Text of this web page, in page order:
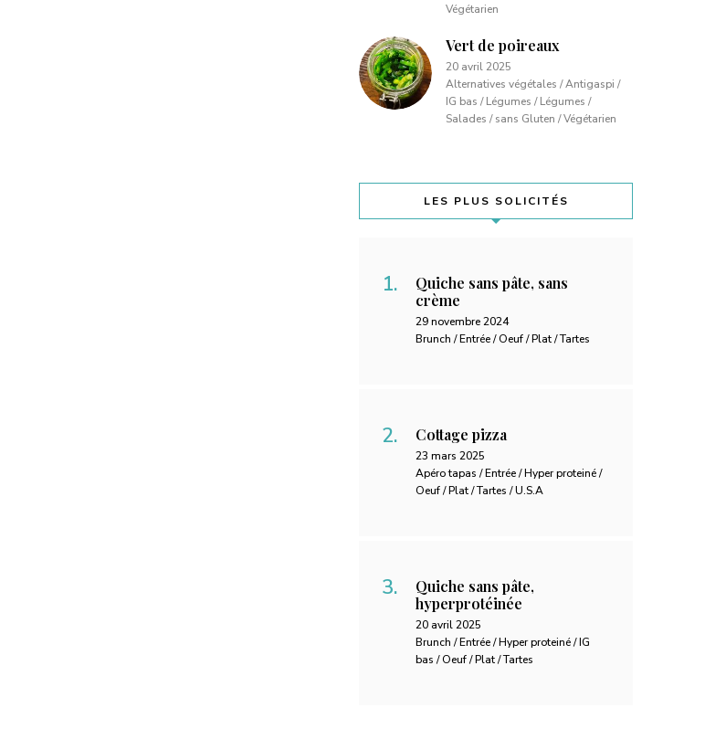
Végétarien
Vert de poireaux
20 avril 2025
Alternatives végétales / Antigaspi /
IG bas / Légumes / Légumes /
Salades / sans Gluten / Végétarien
LES PLUS SOLICITÉS
Quiche sans pâte, sans
crème
29 novembre 2024
Brunch / Entrée / Oeuf / Plat / Tartes
Cottage pizza
23 mars 2025
Apéro tapas / Entrée / Hyper proteiné /
Oeuf / Plat / Tartes / U.S.A
Quiche sans pâte,
hyperprotéinée
20 avril 2025
Brunch / Entrée / Hyper proteiné / IG
bas / Oeuf / Plat / Tartes